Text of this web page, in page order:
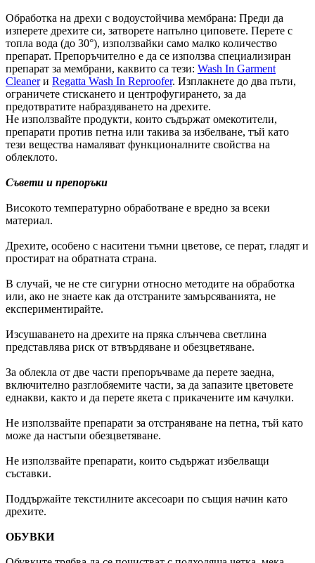
Обработка на дрехи с водоустойчива мембрана: Преди да
изперете дрехите си, затворете напълно циповете. Перете с
топла вода (до 30°), използвайки само малко количество
препарат. Препоръчително е да се използва специализиран
препарат за мембрани, каквито са тези: Wash In Garment
Cleanerи Regatta Wash In Reproofer. Изплакнете до два пъти,
ограничете стискането и центрофугирането, за да
предотвратите набраздяването на дрехите.
Не използвайте продукти, които съдържат омекотители,
препарати против петна или такива за избелване, тъй като
тези вещества намаляват функционалните свойства на
облеклото.
Съвети и препоръки
Високото температурно обработване е вредно за всеки
материал.
Дрехите, особено с наситени тъмни цветове, се перат, гладят и
простират на обратната страна.
В случай, че не сте сигурни относно методите на обработка
или, ако не знаете как да отстраните замърсяванията, не
експериментирайте.
Изсушаването на дрехите на пряка слънчева светлина
представлява риск от втвърдяване и обезцветяване.
За облекла от две части препоръчваме да перете заедна,
включително разглобяемите части, за да запазите цветовете
еднакви, както и да перете якета с прикачените им качулки.
Не използвайте препарати за отстраняване на петна, тъй като
може да настъпи обезцветяване.
Не използвайте препарати, които съдържат избелващи
съставки.
Поддържайте текстилните аксесоари по същия начин като
дрехите.
ОБУВКИ